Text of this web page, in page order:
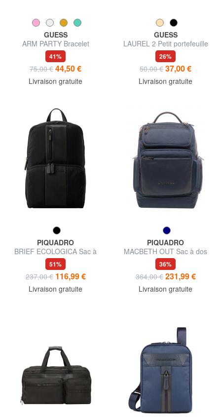
GUESS
ARM PARTY Bracelet
41%
75,00 € 44,50 €
Livraison gratuite
GUESS
LAUREL 2 Petit portefeuille
zippé
26%
50,00 € 37,00 €
Livraison gratuite
PIQUADRO
BRIEF ECOLOGICA Sac à
dos en tissu recyclé,
ordinateur portable 14"
51%
237,00 € 116,99 €
Livraison gratuite
PIQUADRO
MACBETH OUT Sac à dos
pour ordinateur portable 15 ",
édition spéciale
36%
364,00 € 231,99 €
Livraison gratuite